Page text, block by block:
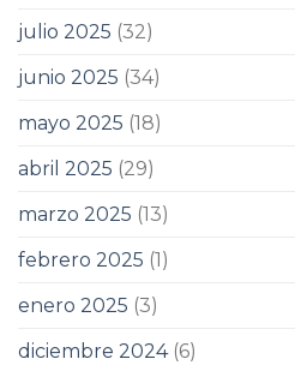
julio 2025 (32)
junio 2025 (34)
mayo 2025 (18)
abril 2025 (29)
marzo 2025 (13)
febrero 2025 (1)
enero 2025 (3)
diciembre 2024(6)